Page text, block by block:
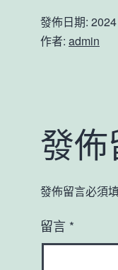
發佈日期:
作者: admin
發佈
發佈留言必須
留言 *